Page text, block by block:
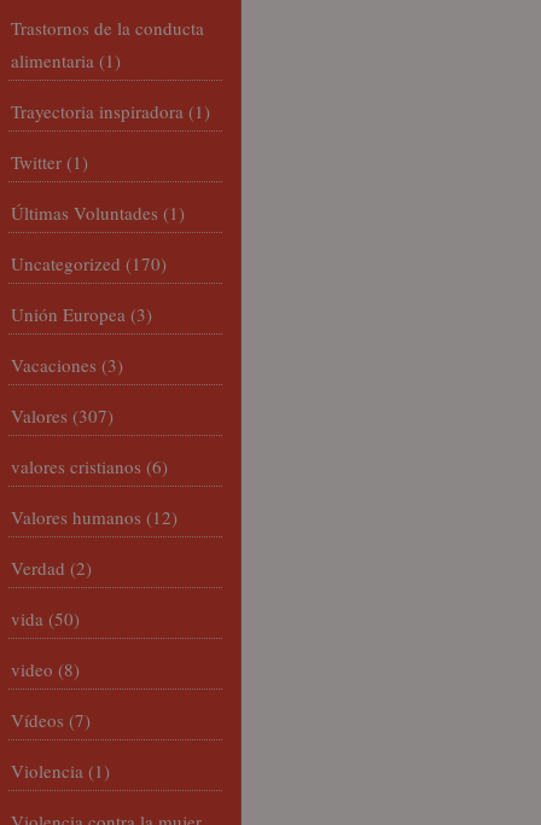
Trastornos de la conducta
alimentaria (1)
Trayectoria inspiradora (1)
Twitter (1)
Últimas Voluntades (1)
Uncategorized (170)
Unión Europea (3)
Vacaciones (3)
Valores (307)
valores cristianos (6)
Valores humanos (12)
Verdad (2)
vida (50)
video (8)
Vídeos (7)
Violencia (1)